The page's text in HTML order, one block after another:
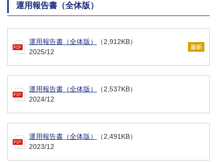
運用報告書（全体版）
運用報告書（全体版）
（2,912KB）
2025/12
運用報告書（全体版）
（2,537KB）
2024/12
運用報告書（全体版）
（2,491KB）
2023/12